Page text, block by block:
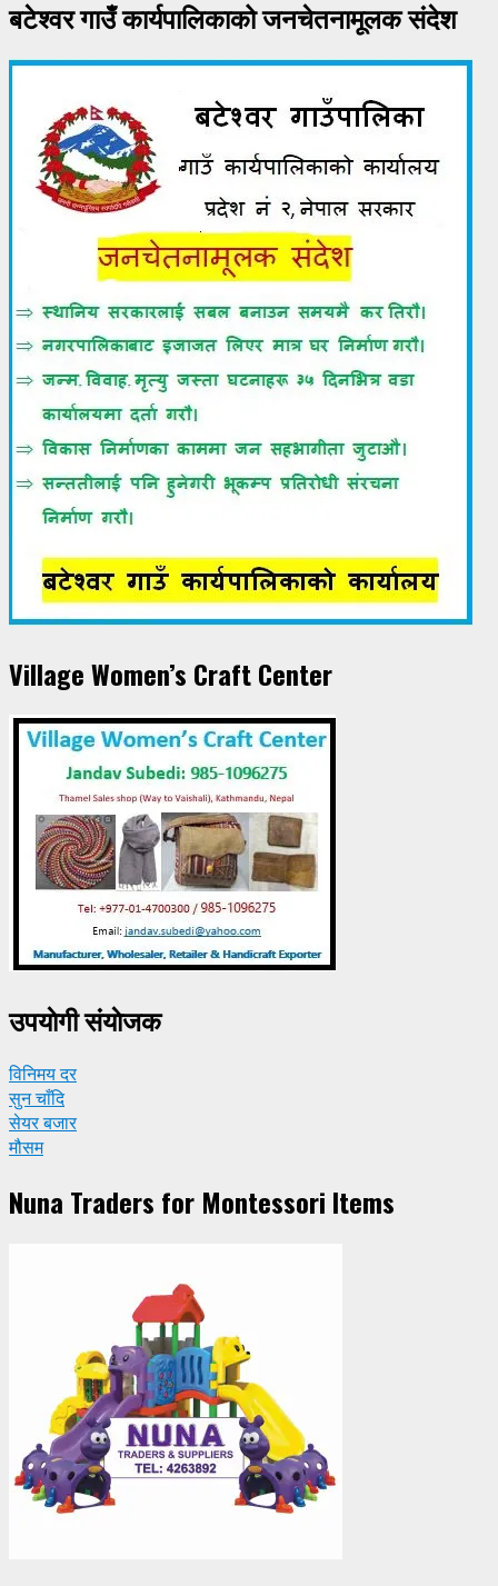
बटेश्वर गाउँ कार्यपालिकाको जनचेतनामूलक संदेश
Village Women’s Craft Center
उपयाेगी संयाेजक
विनिमय दर
सुन चाँदि
सेयर बजार
मौसम
Nuna Traders for Montessori Items